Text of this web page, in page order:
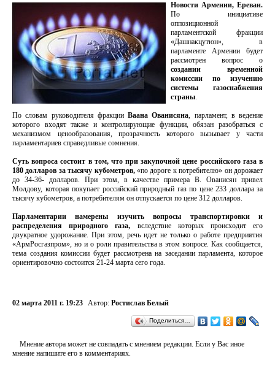
Новости Армении, Ереван.
По инициативе
оппозиционной
парламентской фракции
«Дашнакцутюн», в
парламенте Армении будет
рассмотрен вопрос о
создании временной
комиссии по изучению
системы газоснабжения
страны.
По словам руководителя фракции Ваана Ованисяна, парламент, в ведение
которого входят также и контролирующие функции, обязан разобраться с
механизмом ценообразования, прозрачность которого вызывает у части
парламентариев справедливые сомнения.
Суть вопроса состоит в том, что при закупочной цене российского газа в
180 долларов за тысячу кубометров,«по дороге к потребителю» он дорожает
до 34-36- долларов. При этом, в качестве примера В. Ованисян привел
Молдову, которая покупает российский природный газ по цене 233 доллара за
тысячу кубометров, а потребителям он отпускается по цене 312 долларов.
Парламентарии намерены изучить вопросы транспортировки и
распределения природного газа, вследствие которых происходит его
двукратное удорожание. При этом, речь идет не только о работе предприятия
«АрмРосгазпром», но и о роли правительства в этом вопросе. Как сообщается,
тема создания комиссии будет рассмотрена на заседании парламента, которое
ориентировочно состоится 21-24 марта сего года.
02 марта 2011 г. 19:23 Автор: Ростислав Белый
Поделиться…
Мнение автора может не совпадать с мнением редакции. Если у Вас иное
мнение напишите его в комментариях.